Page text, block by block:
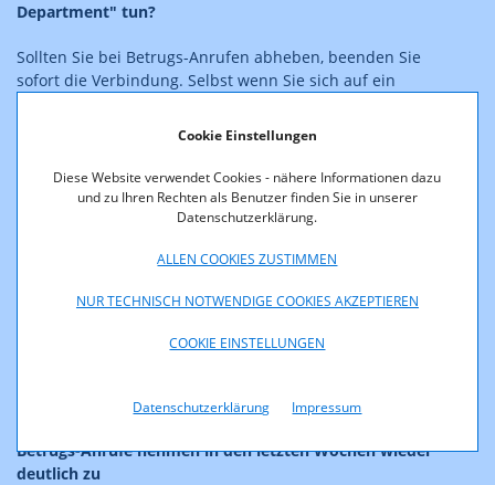
Cookie Einstellungen
Diese Website verwendet Cookies - nähere Informationen dazu
und zu Ihren Rechten als Benutzer finden Sie in unserer
Datenschutzerklärung.
ALLEN COOKIES ZUSTIMMEN
NUR TECHNISCH NOTWENDIGE COOKIES AKZEPTIEREN
COOKIE EINSTELLUNGEN
Datenschutzerklärung Impressum
Department" tun?
Sollten Sie bei Betrugs-Anrufen abheben, beenden Sie
sofort die Verbindung. Selbst wenn Sie sich auf ein
kann nichts passieren. Es entstehen dadurch keine
Kosten über die Telefonrechnung. Geben Sie aber
keinesfalls persönliche Daten bekannt und lassen Sie
sich auch nicht zu irgendwelchen Zahlungen überreden.
"Das beste Mittel bei derartigen Anrufen ist einfach
tun, da die Betrüger:innen zumeist im Ausland sitzen
Steinmaurer und ergänzt, "dass vermeintliche
Vertreter:innen der österreichischen Exekutive über
Betrugs-Anrufe nehmen in den letzten Wochen wieder
deutlich zu